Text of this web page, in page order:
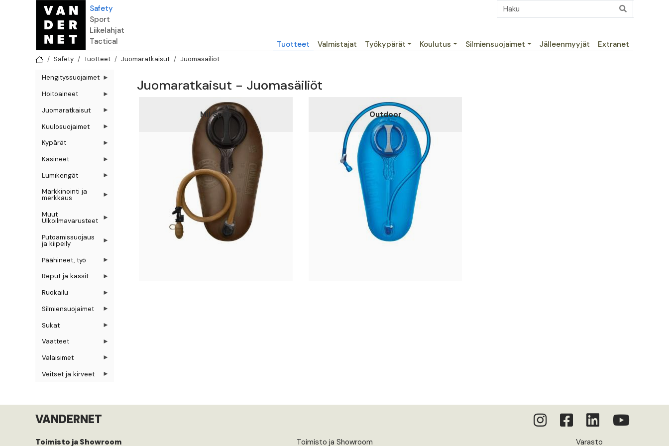
Hyppää pääsisältöön
Safety
Sport
Liikelahjat
Tactical
Päävalikko
Tuotteet Valmistajat Työkypärät Koulutus Silmiensuojaimet Jälleenmyyjät Extranet
Safety Tuotteet Juomaratkaisut Juomasäiliöt
Juomaratkaisut - Juomasäiliöt
Mil Spec Outdoor
Hengityssuojaimet
Hoitoaineet
Juomaratkaisut
Kuulosuojaimet
Kypärät
Käsineet
Lumikengät
Markkinointi ja
merkkaus
Muut
Ulkoilmavarusteet
Putoamissuojaus
ja kiipeily
Päähineet, työ
Reput ja kassit
Ruokailu
Silmiensuojaimet
Sukat
Vaatteet
Valaisimet
Veitset ja kirveet
VANDERNET
Toimisto ja Showroom Toimisto ja Showroom Varasto